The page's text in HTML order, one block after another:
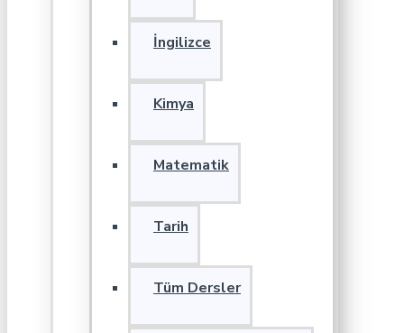
İngilizce
Kimya
Matematik
Tarih
Tüm Dersler